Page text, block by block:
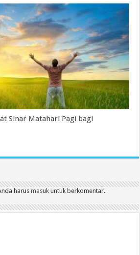
Sinar Matahari Pagi bagi
harusmasuk untuk berkomentar.